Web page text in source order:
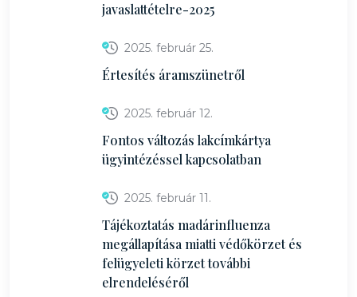
javaslattételre-2025
2025. február 25.
Értesítés áramszünetről
2025. február 12.
Fontos változás lakcímkártya
ügyintézéssel kapcsolatban
2025. február 11.
Tájékoztatás madárinfluenza
megállapítása miatti védőkörzet és
felügyeleti körzet további
elrendeléséről